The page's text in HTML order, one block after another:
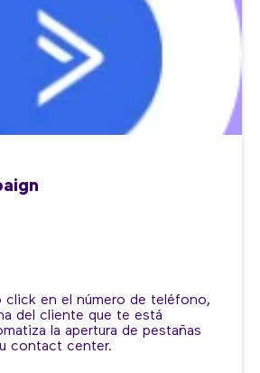
click en el número de teléfono,
del cliente que te está
la apertura de pestañas
contact center.